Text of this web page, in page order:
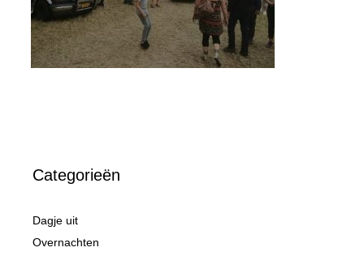
Categorieën
Dagje uit
Overnachten